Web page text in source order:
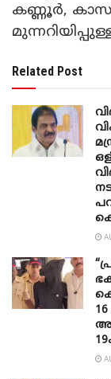
കണ്ണൂർ,
Related Post